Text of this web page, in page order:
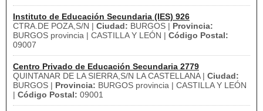
Instituto de Educación Secundaria (IES) 926
CTRA.DE POZA,S/N | Ciudad: BURGOS | Provincia:
BURGOS provincia | CASTILLA Y LEÓN | Código Postal:
09007
Centro Privado de Educación Secundaria 2779
QUINTANAR DE LA SIERRA,S/N LA CASTELLANA | Ciudad:
BURGOS | Provincia: BURGOS provincia | CASTILLA Y LEÓN
| Código Postal: 09001